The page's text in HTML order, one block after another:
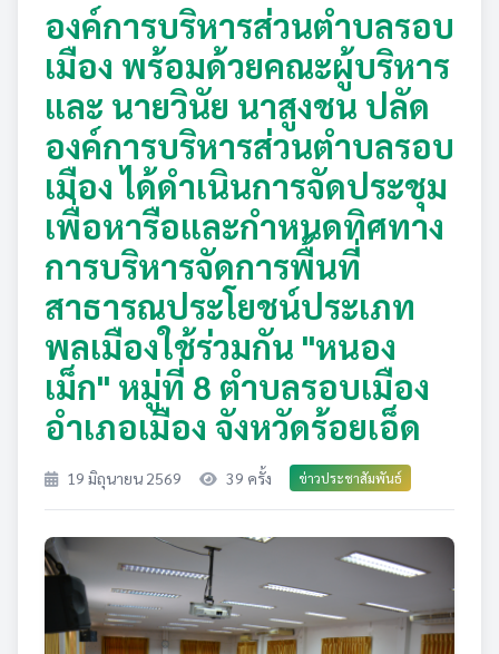
องค์การบริหารส่วนตำบลรอบ
เมือง พร้อมด้วยคณะผู้บริหาร
และ นายวินัย นาสูงชน ปลัด
องค์การบริหารส่วนตำบลรอบ
เมือง ได้ดำเนินการจัดประชุม
เพื่อหารือและกำหนดทิศทาง
การบริหารจัดการพื้นที่
สาธารณประโยชน์ประเภท
พลเมืองใช้ร่วมกัน "หนอง
เม็ก" หมู่ที่ 8 ตำบลรอบเมือง
อำเภอเมือง จังหวัดร้อยเอ็ด
19 มิถุนายน 2569 39 ครั้ง ข่าวประชาสัมพันธ์